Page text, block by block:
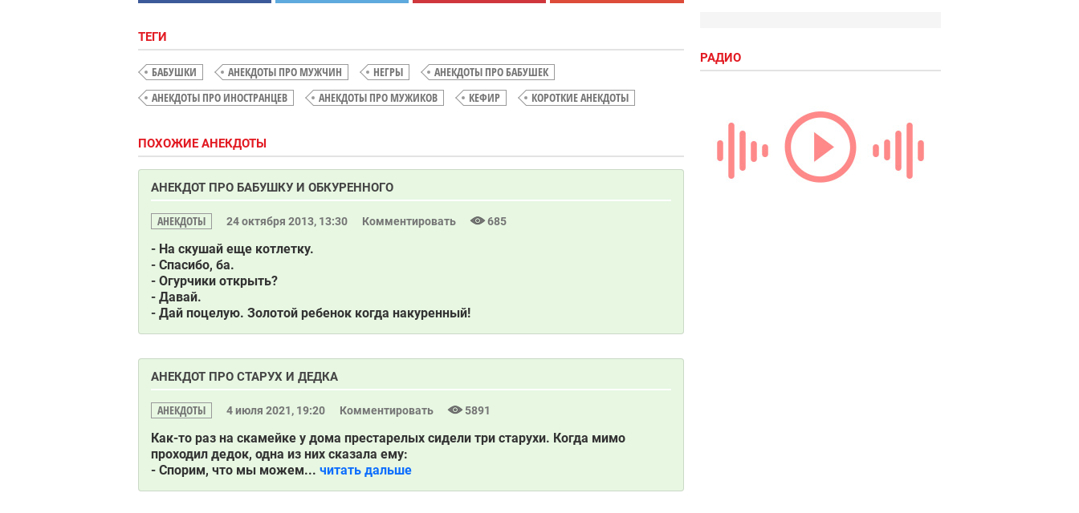
ТЕГИ
БАБУШКИ АНЕКДОТЫ ПРО МУЖЧИН НЕГРЫ
АНЕКДОТЫ ПРО БАБУШЕК
АНЕКДОТЫ ПРО ИНОСТРАНЦЕВ
АНЕКДОТЫ ПРО МУЖИКОВ КЕФИР КОРОТКИЕ АНЕКДОТЫ
ПОХОЖИЕ АНЕКДОТЫ
АНЕКДОТ ПРО БАБУШКУ И ОБКУРЕННОГО
АНЕКДОТЫ 24 октября 2013, 13:30 Комментировать 685
- На скушай еще котлетку.
- Спасибо, ба.
- Огурчики открыть?
- Давай.
- Дай поцелую. Золотой ребенок когда накуренный!
АНЕКДОТ ПРО СТАРУХ И ДЕДКА
АНЕКДОТЫ 4 июля 2021, 19:20 Комментировать 5891
Как-то раз на скамейке у дома престарелых сидели три старухи. Когда мимо
проходил дедок, одна из них сказала ему:
- Спорим, что мы можем... читать дальше
РАДИО